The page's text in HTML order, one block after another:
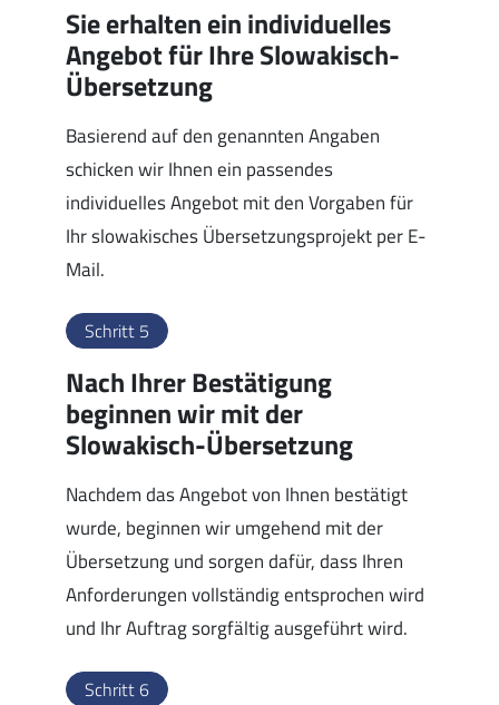
Sie erhalten ein individuelles
Angebot für Ihre Slowakisch-
Übersetzung
Basierend auf den genannten Angaben
schicken wir Ihnen ein passendes
individuelles Angebot mit den Vorgaben für
Ihr slowakisches Übersetzungsprojekt per E-
Mail.
Schritt 5
Nach Ihrer Bestätigung
beginnen wir mit der
Slowakisch-Übersetzung
Nachdem das Angebot von Ihnen bestätigt
wurde, beginnen wir umgehend mit der
Übersetzung und sorgen dafür, dass Ihren
Anforderungen vollständig entsprochen wird
und Ihr Auftrag sorgfältig ausgeführt wird.
Schritt 6